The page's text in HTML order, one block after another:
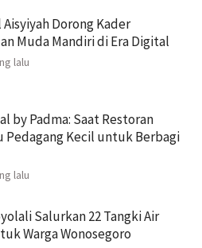
Dorong Kader
Muda Mandiri di Era Digital
lalu
by Padma: Saat Restoran
Pedagang Kecil untuk Berbagi
lalu
Salurkan 22 Tangki Air
Warga Wonosegoro